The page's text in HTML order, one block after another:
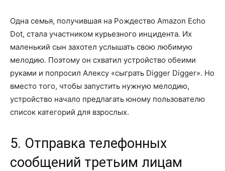
Одна семья, получившая на Рождество Amazon Echo
Dot, стала участником курьезного инцидента. Их
маленький сын захотел услышать свою любимую
мелодию. Поэтому он схватил устройство обеими
руками и попросил Алексу «сыграть Digger Digger». Но
вместо того, чтобы запустить нужную мелодию,
устройство начало предлагать юному пользователю
список категорий для взрослых.
5. Отправка телефонных
сообщений третьим лицам